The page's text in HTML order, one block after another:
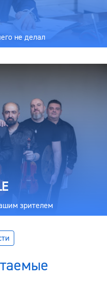
не делал
зрителем